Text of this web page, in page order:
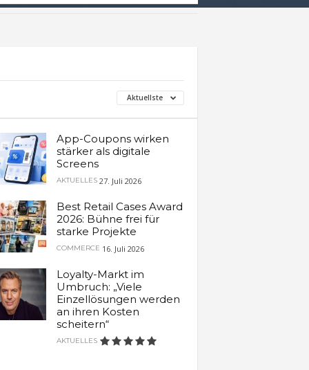
Aktuellste
App-Coupons wirken
stärker als digitale
Screens
AKTUELLES 27. Juli 2026
Best Retail Cases Award
2026: Bühne frei für
starke Projekte
COMMERCE 16. Juli 2026
Loyalty-Markt im
Umbruch: „Viele
Einzellösungen werden
an ihren Kosten
scheitern“
AKTUELLES